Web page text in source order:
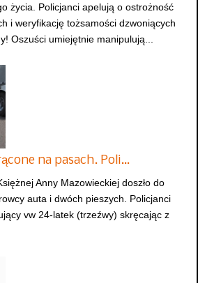
życia. Policjanci apelują o ostrożność
i weryfikację tożsamości dzwoniących
Oszuści umiejętnie manipulują...
na pasach. Poli…
Anny Mazowieckiej doszło do
auta i dwóch pieszych. Policjanci
vw 24-latek (trzeźwy) skręcając z